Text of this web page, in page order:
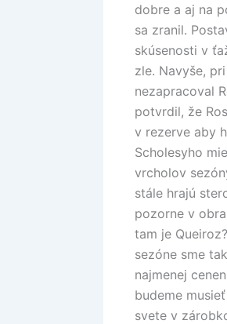
dobre a aj na
sa zranil.
skúsenosti v
zle. Navyše,
nezapracoval
potvrdil, že
v rezerve aby
Scholesyho
vrcholov
stále hrajú
pozorne v
tam je
sezóne sme
najmenej
budeme
svete v